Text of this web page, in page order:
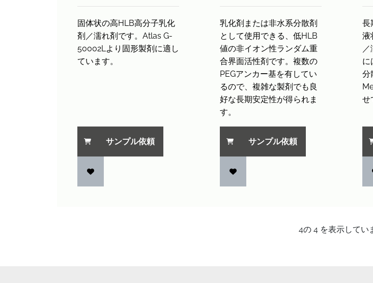
固体状の高HLB高分子乳化
剤／濡れ剤です。Atlas G-
50002Lより固形製剤に適し
ています。
サンプル依頼
乳化剤または非水系分散剤
として使用できる、低HLB
値の非イオン性ランダム重
合界面活性剤です。複数の
PEGアンカー基を有してい
るので、複雑な製剤でも良
好な長期安定性が得られま
す。
サンプル依頼
長
液
に
分
せ
4の 4 を表示してい